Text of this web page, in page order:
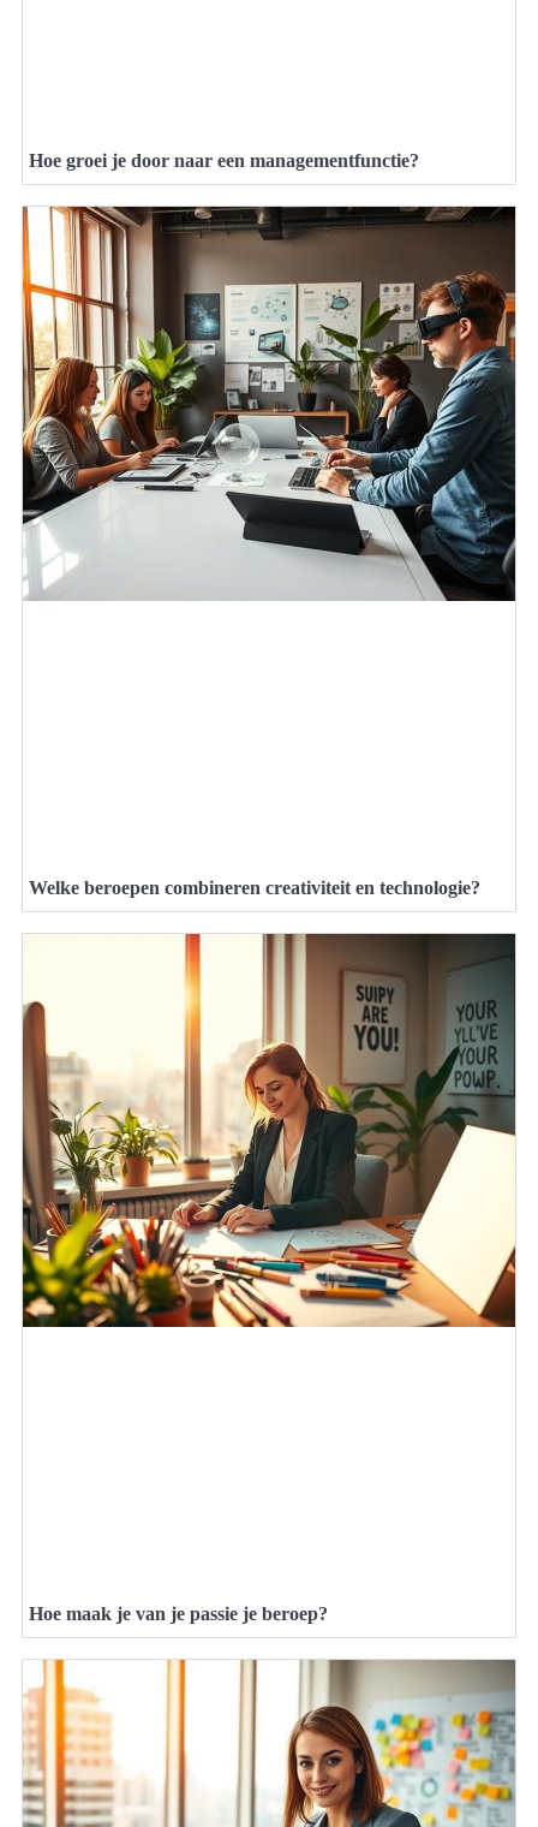
Hoe groei je door naar een managementfunctie?
Welke beroepen combineren creativiteit en technologie?
Hoe maak je van je passie je beroep?